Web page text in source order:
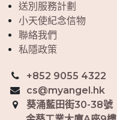
送別服務計劃
小天使紀念信物
聯絡我們
私隱政策
+852 9055 4322
cs@myangel.hk
葵涌藍田街30-38號